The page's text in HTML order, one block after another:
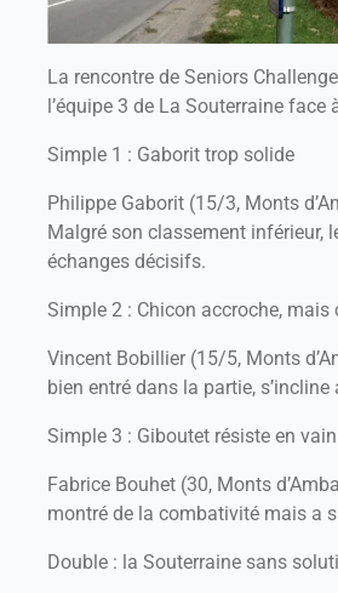
La rencontre de Seniors
l’équipe 3 de La Souterraine face
Simple 1 : Gaborit trop solide
Philippe Gaborit (15/3, Monts
Malgré son classement inférieur,
échanges décisifs.
Simple 2 : Chicon accroche, mais
Vincent Bobillier (15/5, Monts
bien entré dans la partie,
Simple 3 : Giboutet résiste en vain
Fabrice Bouhet (30, Monts
montré de la combativité mais a
Double : la Souterraine sans